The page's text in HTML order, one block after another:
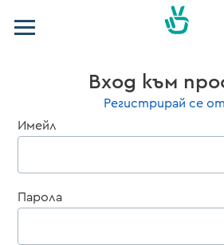
КатегорииВход към
Регистрирай се
Имейл
Парола